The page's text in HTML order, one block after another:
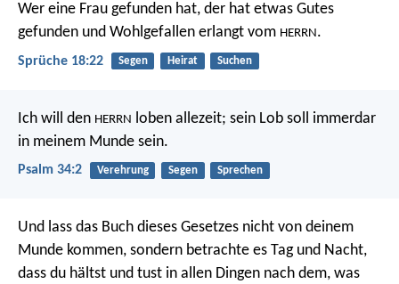
Wer eine Frau gefunden hat, der hat etwas Gutes
gefunden und Wohlgefallen erlangt vom HERRN.
Sprüche 18:22 Segen Heirat Suchen
Ich will den HERRN loben allezeit; sein Lob soll immerdar
in meinem Munde sein.
Psalm 34:2 Verehrung Segen Sprechen
Und lass das Buch dieses Gesetzes nicht von deinem
Munde kommen, sondern betrachte es Tag und Nacht,
dass du hältst und tust in allen Dingen nach dem, was